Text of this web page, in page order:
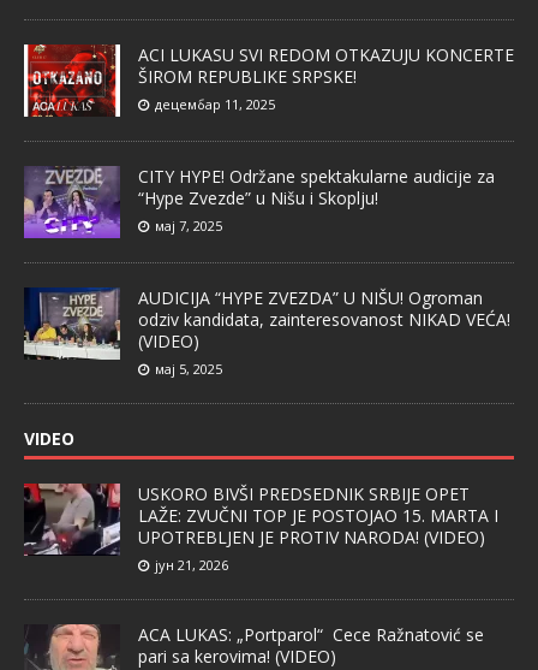
ACI LUKASU SVI REDOM OTKAZUJU KONCERTE
ŠIROM REPUBLIKE SRPSKE!
децембар 11, 2025
CITY HYPE! Održane spektakularne audicije za
“Hype Zvezde” u Nišu i Skoplju!
мај 7, 2025
AUDICIJA “HYPE ZVEZDA” U NIŠU! Ogroman
odziv kandidata, zainteresovanost NIKAD VEĆA!
(VIDEO)
мај 5, 2025
VIDEO
USKORO BIVŠI PREDSEDNIK SRBIJE OPET
LAŽE: ZVUČNI TOP JE POSTOJAO 15. MARTA I
UPOTREBLJEN JE PROTIV NARODA! (VIDEO)
јун 21, 2026
ACA LUKAS: „Portparol“ Cece Ražnatović se
pari sa kerovima! (VIDEO)